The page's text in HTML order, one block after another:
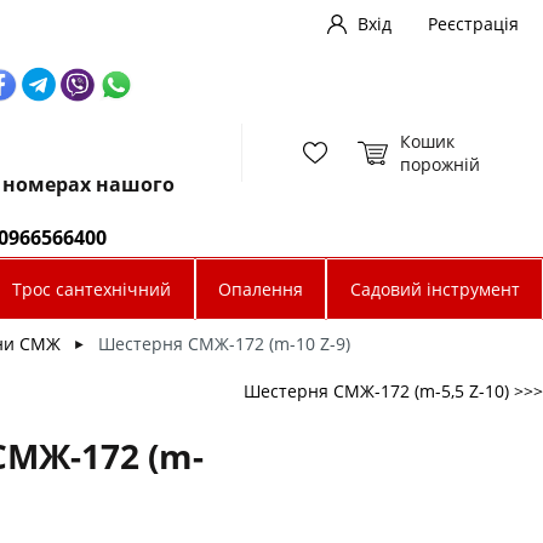
Вхід Реєстрація
номерах нашого
Кошик
порожній
Трос сантехнічний Опалення Садовий інструмент
СМЖ ► Шестерня СМЖ-172 (m-10 Z-9)
Шестерня СМЖ-172 (m-5,5 Z-10) >>>
172 (m-